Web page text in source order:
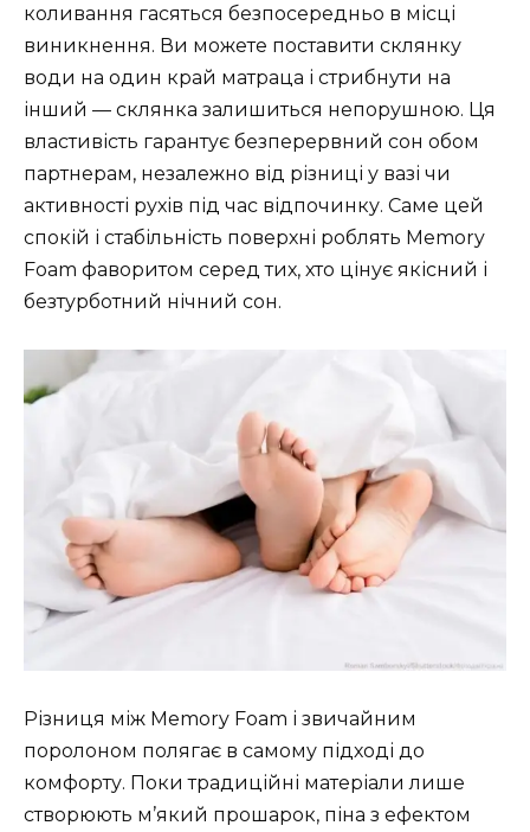
коливання гасяться безпосередньо в місці
виникнення. Ви можете поставити склянку
води на один край матраца і стрибнути на
інший — склянка залишиться непорушною. Ця
властивість гарантує безперервний сон обом
партнерам, незалежно від різниці у вазі чи
активності рухів під час відпочинку. Саме цей
спокій і стабільність поверхні роблять Memory
Foam фаворитом серед тих, хто цінує якісний і
безтурботний нічний сон.
Різниця між Memory Foam і звичайним
поролоном полягає в самому підході до
комфорту. Поки традиційні матеріали лише
створюють м’який прошарок, піна з ефектом